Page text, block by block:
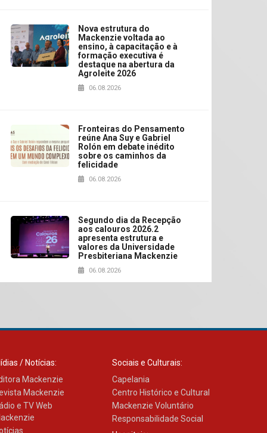
Nova estrutura do
Mackenzie voltada ao
ensino, à capacitação e à
formação executiva é
destaque na abertura da
Agroleite 2026
06.08.2026
Fronteiras do Pensamento
reúne Ana Suy e Gabriel
Rolón em debate inédito
sobre os caminhos da
felicidade
06.08.2026
Segundo dia da Recepção
aos calouros 2026.2
apresenta estrutura e
valores da Universidade
Presbiteriana Mackenzie
06.08.2026
homenageia artista
Universidade Mackenzie
realizará nova edição da
Feira EducationUSA
/ Notícias:
Mackenzie
Mackenzie
e TV Web
Sociais e Culturais:
Capelania
Centro Histórico e Cultural
Mackenzie Voluntário
Responsabilidade Social